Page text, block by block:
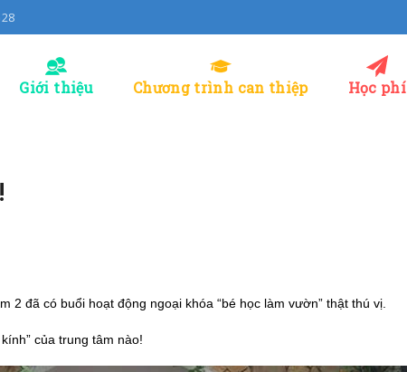
Giới thiệu Chương trình can thiệp Học phí
đã có buổi hoạt động ngoại khóa “bé học làm vườn” thật thú vị.
của trung tâm nào!